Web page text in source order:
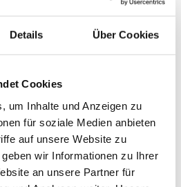
Details Über Cookies
Cookies
um Inhalte und Anzeigen zu
für soziale Medien anbieten
auf unsere Website zu
wir Informationen zu Ihrer
an unsere Partner für
Knopfleiste an Kissen & Bettbezug
möglich
KAUFEN